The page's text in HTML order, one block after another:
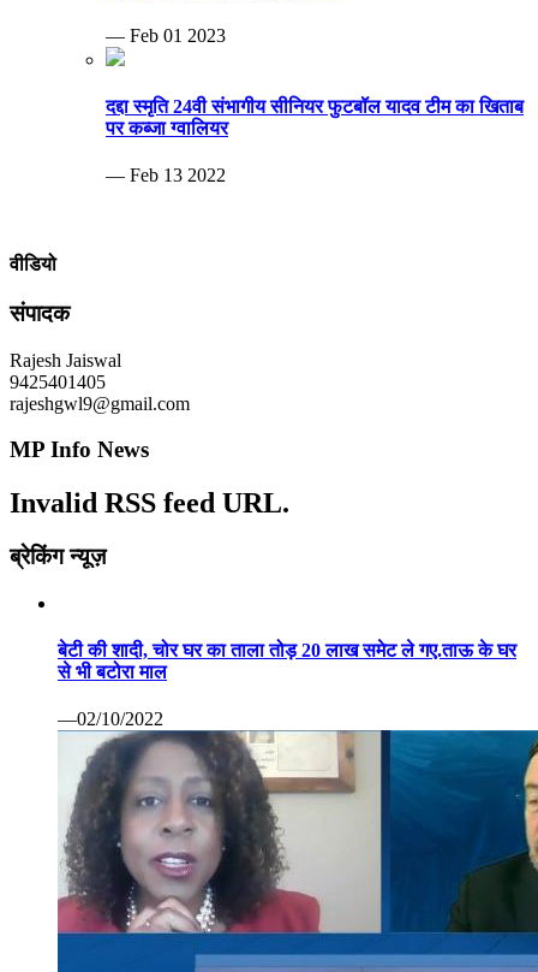
— Feb 01 2023
दद्दा स्मृति 24वी संभागीय सीनियर फुटबॉल यादव टीम का खिताब
पर कब्जा ग्वालियर
— Feb 13 2022
वीडियो
संपादक
Rajesh Jaiswal
9425401405
rajeshgwl9@gmail.com
MP Info News
Invalid RSS feed URL.
ब्रेकिंग न्यूज़
बेटी की शादी, चोर घर का ताला तोड़ 20 लाख समेट ले गए.ताऊ के घर
से भी बटोरा माल
—02/10/2022